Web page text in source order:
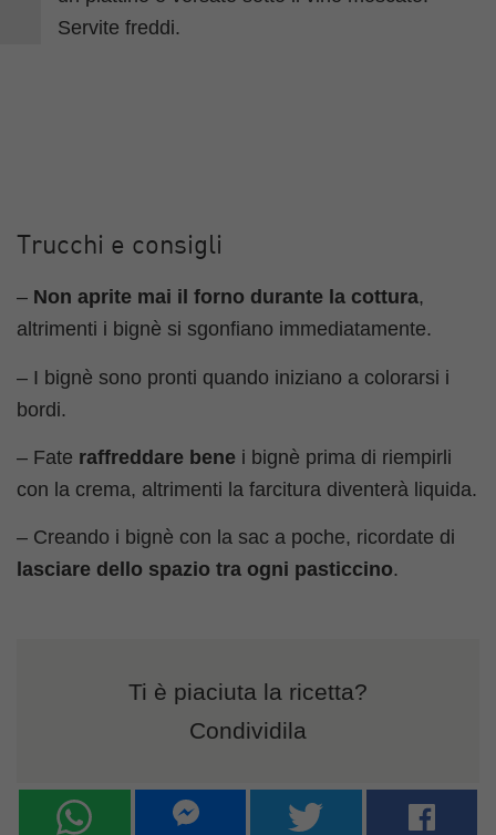
Trucchi e consigli
– Non aprite mai il forno durante la cottura,
altrimenti i bignè si sgonfiano immediatamente.
– I bignè sono pronti quando iniziano a colorarsi i
bordi.
– Fate raffreddare bene i bignè prima di riempirli
con la crema, altrimenti la farcitura diventerà liquida.
– Creando i bignè con la sac a poche, ricordate di
lasciare dello spazio tra ogni pasticcino.
Ti è piaciuta la ricetta?
Condividila